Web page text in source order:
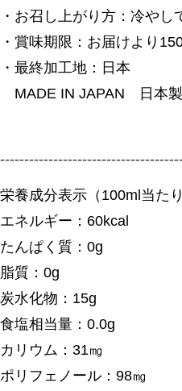
・お召し上がり方：冷やし
・賞味期限：お届けより
・最終加工地：日本
MADE IN JAPAN 日本製
栄養成分表示（100ml当た
エネルギー：60kcal
たんぱく質：0g
脂質：0g
炭水化物：15g
食塩相当量：0.0g
カリウム：31㎎
ポリフェノール：98㎎